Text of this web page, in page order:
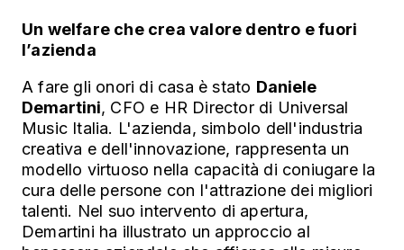
Un welfare che crea valore dentro e fuori
l’azienda
A fare gli onori di casa è stato Daniele
Demartini, CFO e HR Director di Universal
Music Italia. L'azienda, simbolo dell'industria
creativa e dell'innovazione, rappresenta un
modello virtuoso nella capacità di coniugare la
cura delle persone con l'attrazione dei migliori
talenti. Nel suo intervento di apertura,
Demartini ha illustrato un approccio al